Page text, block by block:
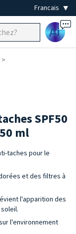
Ai
SPF50
ml
taches pour le
et des filtres à
l'apparition des
l'environnement